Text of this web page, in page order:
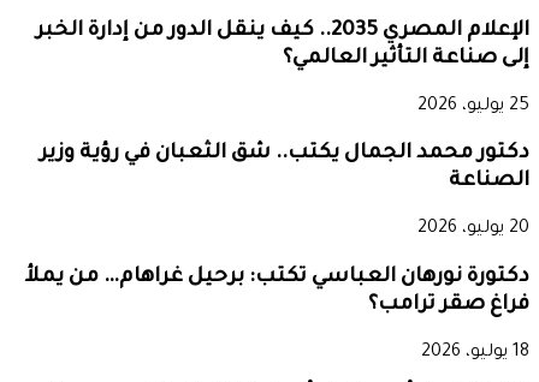
الإعلام المصري 2035.. كيف ينقل الدور من إدارة الخبر
إلى صناعة التأثير العالمي؟
25 يوليو، 2026
دكتور محمد الجمال يكتب.. شق الثعبان في رؤية وزير
الصناعة
20 يوليو، 2026
دكتورة نورهان العباسي تكتب: برحيل غراهام… من يملأ
فراغ صقر ترامب؟
18 يوليو، 2026